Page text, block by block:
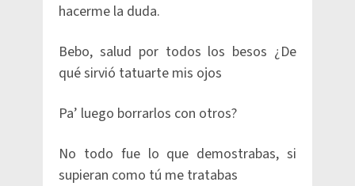
hacerme la duda.
Bebo, salud por todos los besos ¿De
qué sirvió tatuarte mis ojos
Pa’ luego borrarlos con otros?
No todo fue lo que demostrabas, si
supieran como tú me tratabas